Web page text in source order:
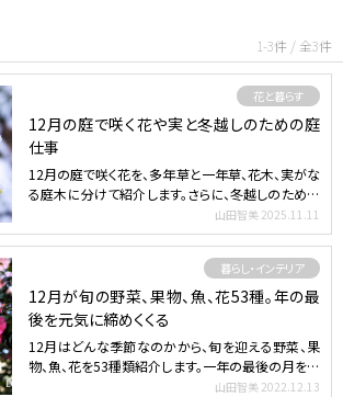
1-3件 / 全3件
花と暮らす
12月の庭で咲く花や実と冬越しのための庭
仕事
12月の庭で咲く花を、多年草と一年草、花木、実がな
る庭木に分けて紹介します。さらに、冬越しのための
山田智美 2025.11.11
暮らし・インテリア
12月が旬の野菜、果物、魚、花53種。年の最
後を元気に締めくくる
12月はどんな季節なのかから、旬を迎える野菜、果
物、魚、花を53種類紹介します。一年の最後の月を健
山田智美 2022.12.13